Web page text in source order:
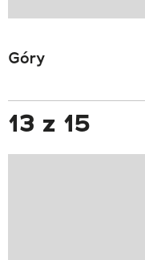
Góry
13 z 15